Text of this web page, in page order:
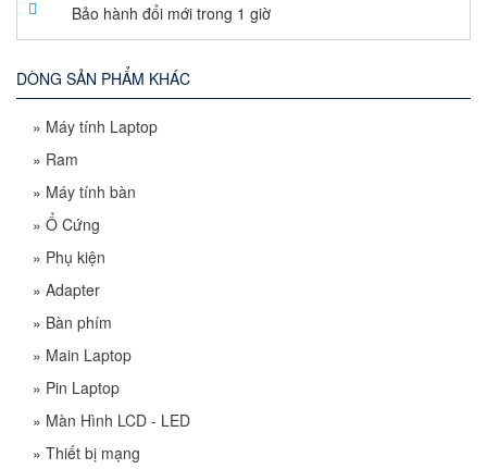
Bảo hành đổi mới trong 1 giờ
DÒNG SẢN PHẨM KHÁC
» Máy tính Laptop
» Ram
» Máy tính bàn
» Ổ Cứng
» Phụ kiện
» Adapter
» Bàn phím
» Main Laptop
» Pin Laptop
» Màn Hình LCD - LED
» Thiết bị mạng